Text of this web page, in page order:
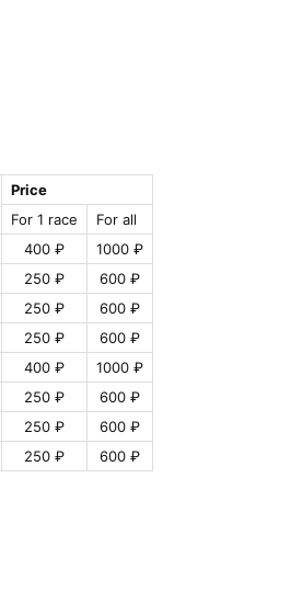
Price
For 1 race
For all
400 ₽
1000 ₽
250 ₽
600 ₽
250 ₽
600 ₽
250 ₽
600 ₽
400 ₽
1000 ₽
250 ₽
600 ₽
250 ₽
600 ₽
250 ₽ 600 ₽